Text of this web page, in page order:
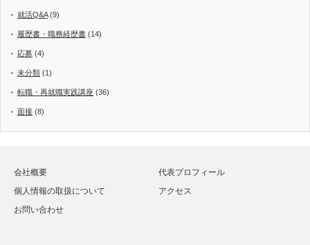
就活Q&A(9)
履歴書・職務経歴書 (14)
応募 (4)
未分類 (1)
転職・再就職実践講座 (36)
面接 (8)
会社概要
代表プロフィール
個人情報の取扱について
アクセス
お問い合わせ